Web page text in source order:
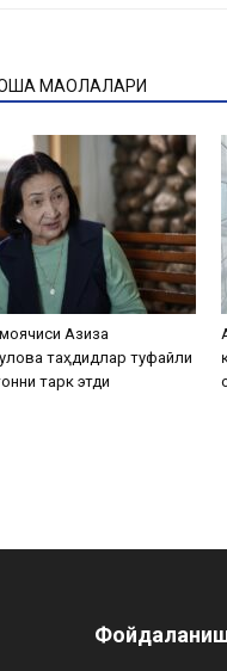
МАҚОЛАЛАРИ
Азиза
таҳдидлар туфайли
тарк этди